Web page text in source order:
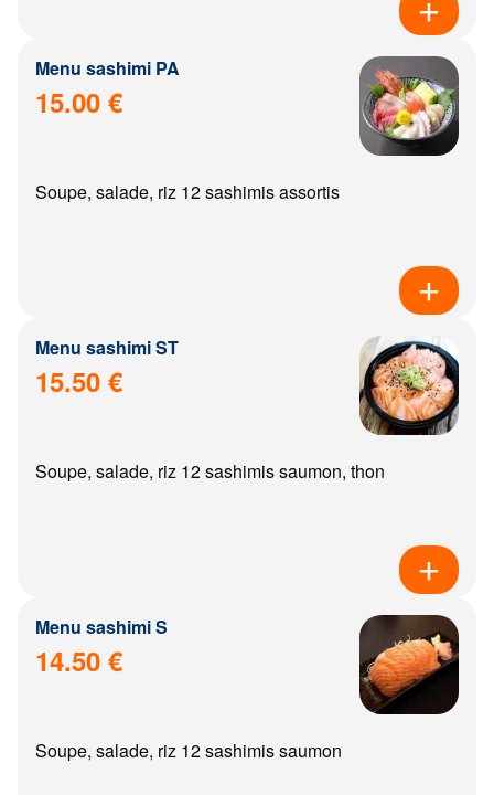
Menu sashimi PA
15.00 €
Soupe, salade, riz 12 sashimis assortis
Menu sashimi ST
15.50 €
Soupe, salade, riz 12 sashimis saumon, thon
Menu sashimi S
14.50 €
Soupe, salade, riz 12 sashimis saumon